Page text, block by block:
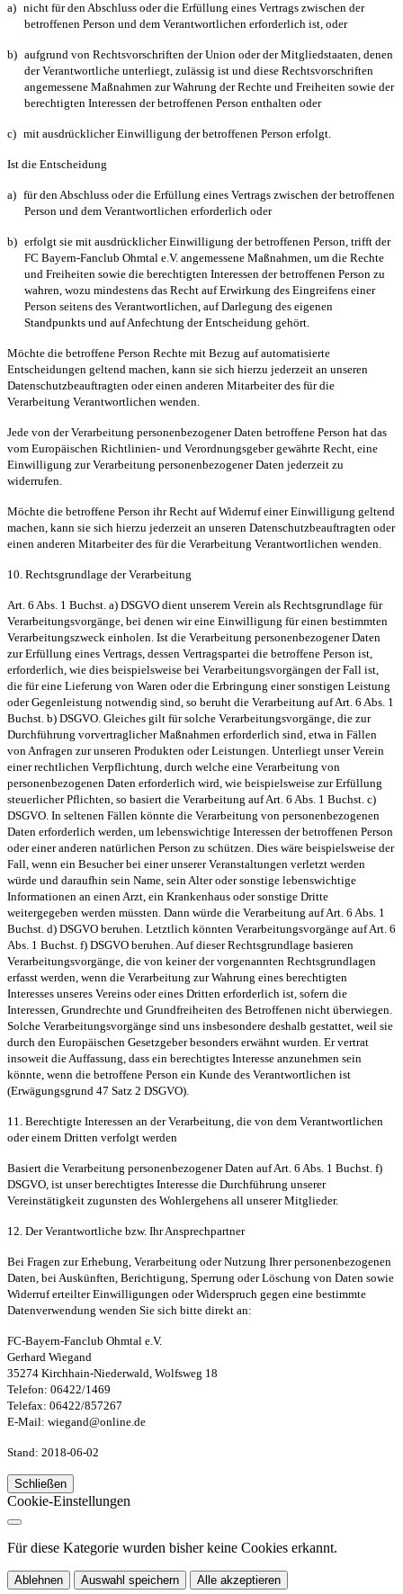
a) nicht für den Abschluss oder die Erfüllung eines Vertrags zwischen der
betroffenen Person und dem Verantwortlichen erforderlich ist, oder
b) aufgrund von Rechtsvorschriften der Union oder der Mitgliedstaaten, denen
der Verantwortliche unterliegt, zulässig ist und diese Rechtsvorschriften
angemessene Maßnahmen zur Wahrung der Rechte und Freiheiten sowie der
berechtigten Interessen der betroffenen Person enthalten oder
c) mit ausdrücklicher Einwilligung der betroffenen Person erfolgt.
Ist die Entscheidung
a) für den Abschluss oder die Erfüllung eines Vertrags zwischen der betroffenen
Person und dem Verantwortlichen erforderlich oder
b) erfolgt sie mit ausdrücklicher Einwilligung der betroffenen Person, trifft der
FC Bayern-Fanclub Ohmtal e.V. angemessene Maßnahmen, um die Rechte
und Freiheiten sowie die berechtigten Interessen der betroffenen Person zu
wahren, wozu mindestens das Recht auf Erwirkung des Eingreifens einer
Person seitens des Verantwortlichen, auf Darlegung des eigenen
Standpunkts und auf Anfechtung der Entscheidung gehört.
Möchte die betroffene Person Rechte mit Bezug auf automatisierte
Entscheidungen geltend machen, kann sie sich hierzu jederzeit an unseren
Datenschutzbeauftragten oder einen anderen Mitarbeiter des für die
Verarbeitung Verantwortlichen wenden.
Jede von der Verarbeitung personenbezogener Daten betroffene Person hat das
vom Europäischen Richtlinien- und Verordnungsgeber gewährte Recht, eine
Einwilligung zur Verarbeitung personenbezogener Daten jederzeit zu
widerrufen.
Möchte die betroffene Person ihr Recht auf Widerruf einer Einwilligung geltend
machen, kann sie sich hierzu jederzeit an unseren Datenschutzbeauftragten oder
einen anderen Mitarbeiter des für die Verarbeitung Verantwortlichen wenden.
10. Rechtsgrundlage der Verarbeitung
Art. 6 Abs. 1 Buchst. a) DSGVO dient unserem Verein als Rechtsgrundlage für
Verarbeitungsvorgänge, bei denen wir eine Einwilligung für einen bestimmten
Verarbeitungszweck einholen. Ist die Verarbeitung personenbezogener Daten
zur Erfüllung eines Vertrags, dessen Vertragspartei die betroffene Person ist,
erforderlich, wie dies beispielsweise bei Verarbeitungsvorgängen der Fall ist,
die für eine Lieferung von Waren oder die Erbringung einer sonstigen Leistung
oder Gegenleistung notwendig sind, so beruht die Verarbeitung auf Art. 6 Abs. 1
Buchst. b) DSGVO. Gleiches gilt für solche Verarbeitungsvorgänge, die zur
Durchführung vorvertraglicher Maßnahmen erforderlich sind, etwa in Fällen
von Anfragen zur unseren Produkten oder Leistungen. Unterliegt unser Verein
einer rechtlichen Verpflichtung, durch welche eine Verarbeitung von
personenbezogenen Daten erforderlich wird, wie beispielsweise zur Erfüllung
steuerlicher Pflichten, so basiert die Verarbeitung auf Art. 6 Abs. 1 Buchst. c)
DSGVO. In seltenen Fällen könnte die Verarbeitung von personenbezogenen
Daten erforderlich werden, um lebenswichtige Interessen der betroffenen Person
oder einer anderen natürlichen Person zu schützen. Dies wäre beispielsweise der
Fall, wenn ein Besucher bei einer unserer Veranstaltungen verletzt werden
würde und daraufhin sein Name, sein Alter oder sonstige lebenswichtige
Informationen an einen Arzt, ein Krankenhaus oder sonstige Dritte
weitergegeben werden müssten. Dann würde die Verarbeitung auf Art. 6 Abs. 1
Buchst. d) DSGVO beruhen. Letztlich könnten Verarbeitungsvorgänge auf Art. 6
Abs. 1 Buchst. f) DSGVO beruhen. Auf dieser Rechtsgrundlage basieren
Verarbeitungsvorgänge, die von keiner der vorgenannten Rechtsgrundlagen
erfasst werden, wenn die Verarbeitung zur Wahrung eines berechtigten
Interesses unseres Vereins oder eines Dritten erforderlich ist, sofern die
Interessen, Grundrechte und Grundfreiheiten des Betroffenen nicht überwiegen.
Solche Verarbeitungsvorgänge sind uns insbesondere deshalb gestattet, weil sie
durch den Europäischen Gesetzgeber besonders erwähnt wurden. Er vertrat
insoweit die Auffassung, dass ein berechtigtes Interesse anzunehmen sein
könnte, wenn die betroffene Person ein Kunde des Verantwortlichen ist
(Erwägungsgrund 47 Satz 2 DSGVO).
11. Berechtigte Interessen an der Verarbeitung, die von dem Verantwortlichen
oder einem Dritten verfolgt werden
Basiert die Verarbeitung personenbezogener Daten auf Art. 6 Abs. 1 Buchst. f)
DSGVO, ist unser berechtigtes Interesse die Durchführung unserer
Vereinstätigkeit zugunsten des Wohlergehens all unserer Mitglieder.
12. Der Verantwortliche bzw. Ihr Ansprechpartner
Bei Fragen zur Erhebung, Verarbeitung oder Nutzung Ihrer personenbezogenen
Daten, bei Auskünften, Berichtigung, Sperrung oder Löschung von Daten sowie
Widerruf erteilter Einwilligungen oder Widerspruch gegen eine bestimmte
Datenverwendung wenden Sie sich bitte direkt an:
FC-Bayern-Fanclub Ohmtal e.V.
Gerhard Wiegand
35274 Kirchhain-Niederwald, Wolfsweg 18
Telefon: 06422/1469
Telefax: 06422/857267
E-Mail: wiegand@online.de
Stand: 2018-06-02
Schließen
Cookie-Einstellungen
Für diese Kategorie wurden bisher keine Cookies erkannt.
Ablehnen Auswahl speichern Alle akzeptieren